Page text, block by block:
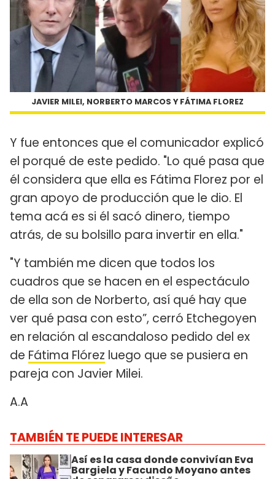
JAVIER MILEI, NORBERTO MARCOS Y FÁTIMA FLOREZ
Y fue entonces que el comunicador explicó
el porqué de este pedido. "Lo qué pasa que
él considera que ella es Fátima Florez por el
gran apoyo de producción que le dio. El
tema acá es si él sacó dinero, tiempo
atrás, de su bolsillo para invertir en ella."
"Y también me dicen que todos los
cuadros que se hacen en el espectáculo
de ella son de Norberto, así qué hay que
ver qué pasa con esto”, cerró Etchegoyen
en relación al escandaloso pedido del ex
de Fátima Flórez luego que se pusiera en
pareja con Javier Milei.
A.A
TAMBIÉN TE PUEDE INTERESAR
Así es la casa donde convivían Eva
Bargiela y Facundo Moyano antes